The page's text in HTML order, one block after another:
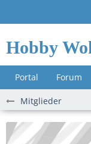
Hobby
Portal Forum
Mitglieder